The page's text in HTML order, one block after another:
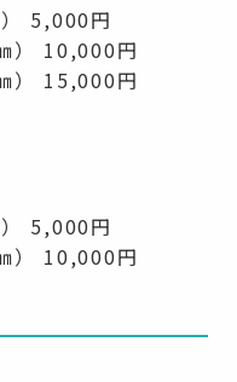
5,000円
） 10,000円
） 15,000円
5,000円
） 10,000円